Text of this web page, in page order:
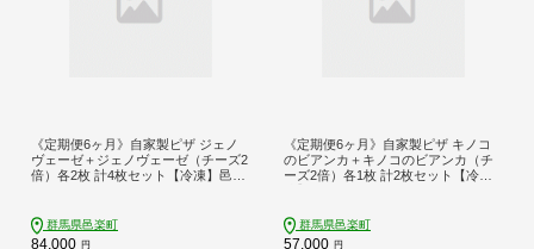
《定期便6ヶ月》自家製ピザ ジェノ
ヴェーゼ＋ジェノヴェーゼ（チーズ2
倍）各2枚 計4枚セット【冷凍】邑楽
群馬県邑楽町
84,000 円
《定期便6ヶ月》自家製ピザ キノコ
のビアンカ＋キノコのビアンカ（チ
ーズ2倍）各1枚 計2枚セット【冷
群馬県邑楽町
57,000 円